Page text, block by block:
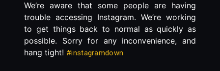
We’re aware that some people are having
trouble accessing Instagram. We’re working
to get things back to normal as quickly as
possible. Sorry for any inconvenience, and
hang tight! #instagramdown